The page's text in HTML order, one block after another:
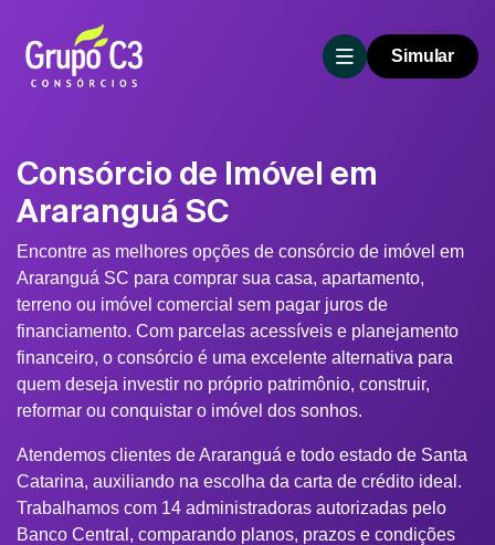
Simular
Consórcio de Imóvel em
Araranguá SC
Encontre as melhores opções de consórcio de imóvel em
Araranguá SC para comprar sua casa, apartamento,
terreno ou imóvel comercial sem pagar juros de
financiamento. Com parcelas acessíveis e planejamento
financeiro, o consórcio é uma excelente alternativa para
quem deseja investir no próprio patrimônio, construir,
reformar ou conquistar o imóvel dos sonhos.
Atendemos clientes de Araranguá e todo estado de Santa
Catarina, auxiliando na escolha da carta de crédito ideal.
Trabalhamos com 14 administradoras autorizadas pelo
Banco Central, comparando planos, prazos e condições